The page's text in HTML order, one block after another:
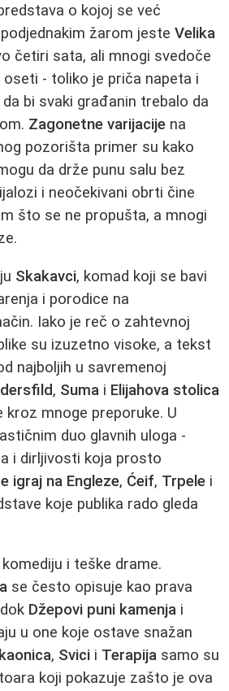
o kojoj se već
žarom jeste Velika
četiri sata, ali mnogi svedoče
- toliko je priča napeta i
bi svaki građanin trebalo da
Zagonetne varijacije na
pozorišta primer su kako
da drže punu salu bez
i neočekivani obrti čine
što se ne propušta, a mnogi
Skakavci, komad koji se bavi
i porodice na
Iako je reč o zahtevnoj
su izuzetno visoke, a tekst
najboljih u savremenoj
, Suma i Elijahova stolica
mnoge preporuke. U
duo glavnih uloga -
i dirljivosti koja prosto
igraj na Engleze, Ćeif, Trpele i
koje publika rado gleda
i teške drame.
se često opisuje kao prava
Džepovi puni kamenja i
u one koje ostave snažan
, Svici i Terapija samo su
koji pokazuje zašto je ova